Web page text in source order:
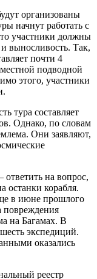
организованы
начнут работать с
участники должны
выносливость. Так,
почти 4
подводной
этого, участники
тура составляет
Однако, по словам
Они заявляют,
ответить на вопрос,
останки корабля.
в июне прошлого
повреждения
на Багамах. В
экспедиций.
оказались
реестр